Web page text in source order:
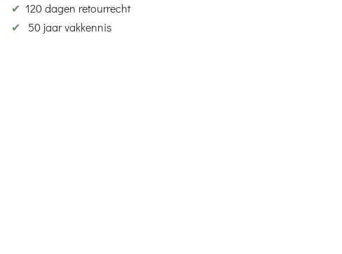
✔ 120 dagen retourrecht
✔
50 jaar vakkennis